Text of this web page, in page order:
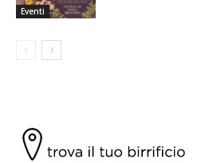
Eventi